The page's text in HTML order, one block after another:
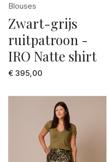
naturel
off-white
oker geel
oranje
oranje dessin
oud roze
40/42
40/44
41
42
42/46
44
46
Blouses
Zwart-grijs
ruitpatroon -
IRO Natte shirt
€ 395,00